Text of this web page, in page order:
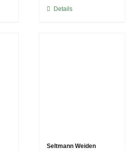
Details
Seltmann Weiden